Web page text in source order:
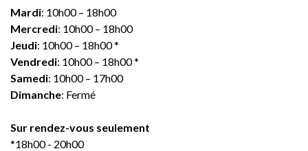
Mardi: 10h00 – 18h00
Mercredi: 10h00 – 18h00
Jeudi: 10h00 – 18h00 *
Vendredi: 10h00 – 18h00 *
Samedi: 10h00 – 17h00
Dimanche: Fermé
Sur rendez-vous seulement
*18h00 - 20h00